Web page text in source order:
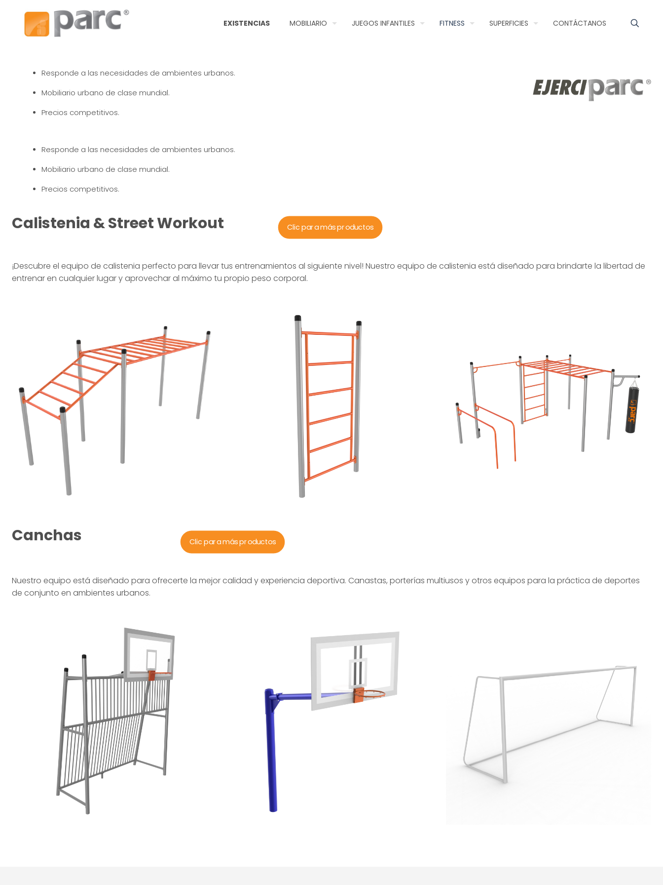
EXISTENCIAS MOBILIARIO JUEGOS INFANTILES FITNESS SUPERFICIES CONTÁCTANOS
Responde a las necesidades de ambientes urbanos.
Mobiliario urbano de clase mundial.
Precios competitivos.
Responde a las necesidades de ambientes urbanos.
Mobiliario urbano de clase mundial.
Precios competitivos.
Calistenia & Street Workout Clic para más productos
¡Descubre el equipo de calistenia perfecto para llevar tus entrenamientos al siguiente nivel! Nuestro equipo de calistenia está diseñado para brindarte la libertad de
entrenar en cualquier lugar y aprovechar al máximo tu propio peso corporal.
Canchas Clic para más productos
Nuestro equipo está diseñado para ofrecerte la mejor calidad y experiencia deportiva. Canastas, porterías multiusos y otros equipos para la práctica de deportes
de conjunto en ambientes urbanos.